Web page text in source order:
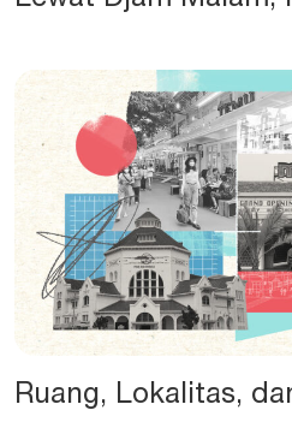
Ruang, Lokalitas,